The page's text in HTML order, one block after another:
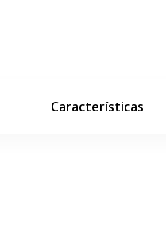
Características